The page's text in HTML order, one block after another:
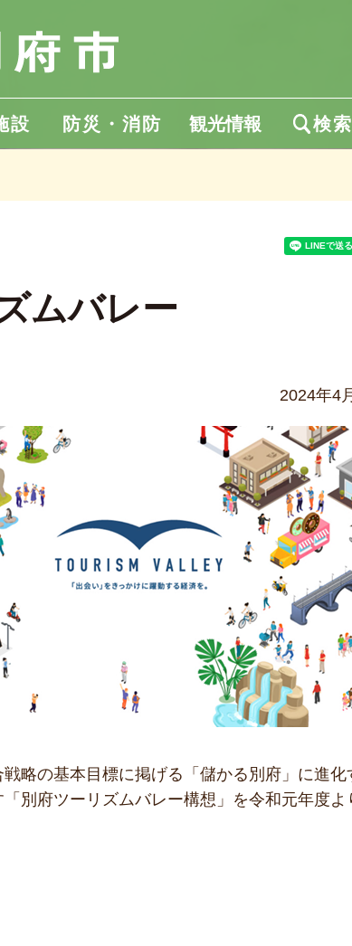
設 防災・消防 観光情報 検索
ムバレー
2024年4
略の基本目標に掲げる「儲かる別府」に進化
別府ツーリズムバレー構想」を令和元年度よ